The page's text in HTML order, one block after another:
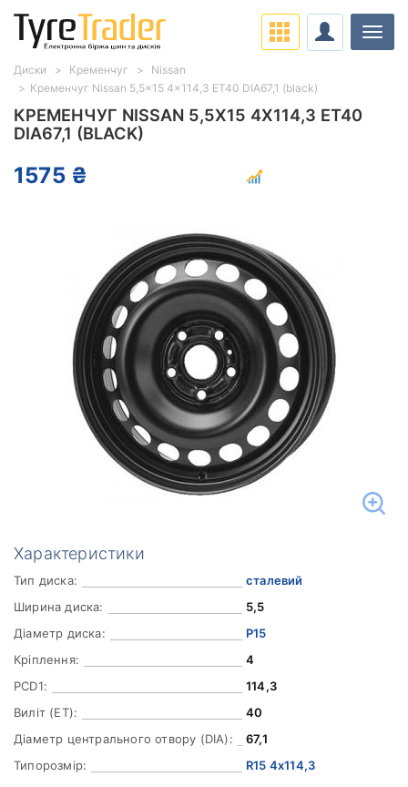
КРЕМЕНЧУГ NISSAN 5,5X15 4X114,3 ET40
DIA67,1 (BLACK)
1575 ₴
Характеристики
Тип диска:
сталевий
Ширина диска:
5,5
Діаметр диска:
Р15
Кріплення:
4
PCD1:
114,3
Виліт (ET):
40
Діаметр центрального отвору (DIA):
67,1
Типорозмір:
R15 4x114,3
Диски Кременчуг
Nissan
Кременчуг Nissan 5,5x15 4x114,3 ET40 DIA67,1 (black)